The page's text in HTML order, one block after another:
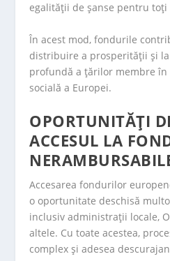
egalității de șanse pentru
În acest mod, fondurile
distribuire a prosperității și
profundă a țărilor membre în
socială a Europei.
OPORTUNITĂȚI
ACCESUL LA
Accesarea fondurilor
o oportunitate deschisă
inclusiv administrații locale,
altele. Cu toate acestea,
complex și adesea